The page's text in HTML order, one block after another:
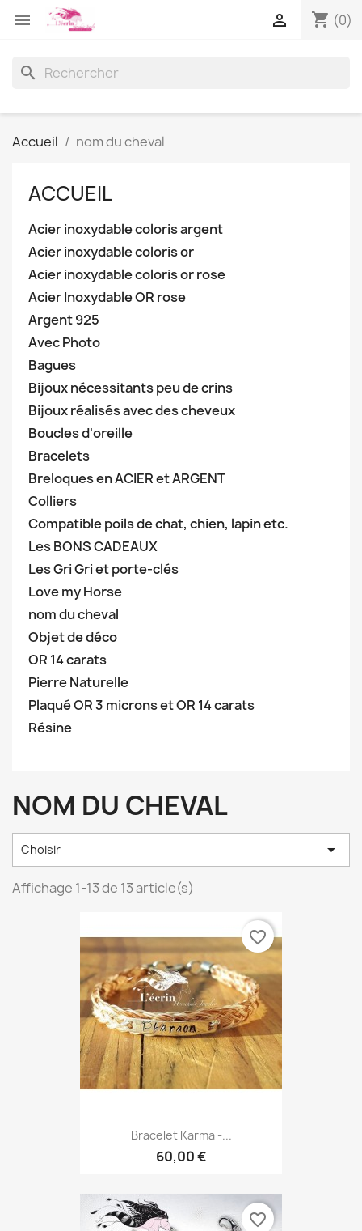
 shopping_cart (0)

search
Accueil nom du cheval
ACCUEIL
Acier inoxydable coloris argent
Acier inoxydable coloris or
Acier inoxydable coloris or rose
Acier Inoxydable OR rose
Argent 925
Avec Photo
Bagues
Bijoux nécessitants peu de crins
Bijoux réalisés avec des cheveux
Boucles d'oreille
Bracelets
Breloques en ACIER et ARGENT
Colliers
Compatible poils de chat, chien, lapin etc.
Les BONS CADEAUX
Les Gri Gri et porte-clés
Love my Horse
nom du cheval
Objet de déco
OR 14 carats
Pierre Naturelle
Plaqué OR 3 microns et OR 14 carats
Résine
NOM DU CHEVAL
Choisir 
Affichage 1-13 de 13 article(s)
Bracelet Karma -...
60,00 €
favorite_border
favorite_border